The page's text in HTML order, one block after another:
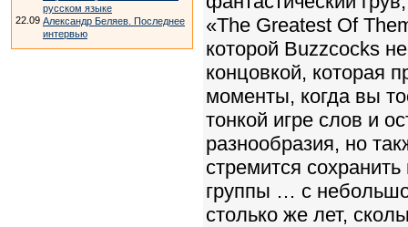
русском языке
22.09 Александр Беляев. Последнее
интервью
«The Greatest Of
которой Buzzcocks
концовкой, которая
моменты, когда вы
тонкой игре слов и
разнообразия, но
стремится
группы … с
столько же лет,